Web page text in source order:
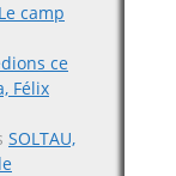
Le camp
ce
Félix
SOLTAU,